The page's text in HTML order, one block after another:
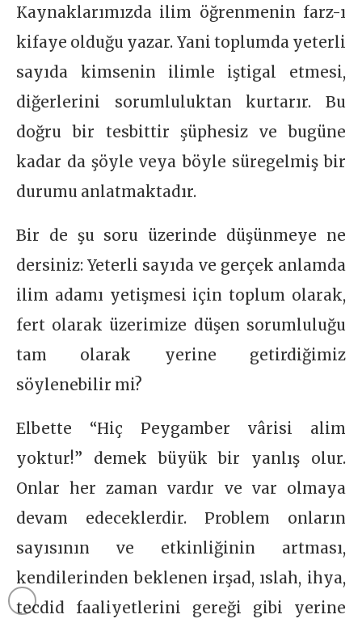
Kaynaklarımızda ilim öğrenmenin farz-ı
kifaye olduğu yazar. Yani toplumda yeterli
sayıda kimsenin ilimle iştigal etmesi,
diğerlerini sorumluluktan kurtarır. Bu
doğru bir tesbittir şüphesiz ve bugüne
kadar da şöyle veya böyle süregelmiş bir
durumu anlatmaktadır.
Bir de şu soru üzerinde düşünmeye ne
dersiniz: Yeterli sayıda ve gerçek anlamda
ilim adamı yetişmesi için toplum olarak,
fert olarak üzerimize düşen sorumluluğu
tam olarak yerine getirdiğimiz
söylenebilir mi?
Elbette “Hiç Peygamber vârisi alim
yoktur!” demek büyük bir yanlış olur.
Onlar her zaman vardır ve var olmaya
devam edeceklerdir. Problem onların
sayısının ve etkinliğinin artması,
kendilerinden beklenen irşad, ıslah, ihya,
tecdid faaliyetlerini gereği gibi yerine